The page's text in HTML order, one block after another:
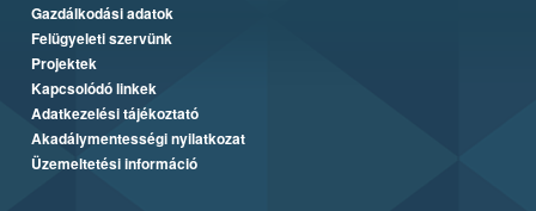
Gazdálkodási adatok
Felügyeleti szervünk
Projektek
Kapcsolódó linkek
Adatkezelési tájékoztató
Akadálymentességi nyilatkozat
Üzemeltetési információ